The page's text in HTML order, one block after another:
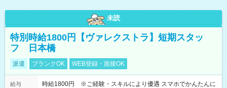
未読
特別時給1800円【ヴァレクストラ】短期スタッ
フ 日本橋
派遣 ブランクOK WEB登録・面接OK
給与
時給1800円 ※ご経験・スキルにより優遇 スマホでかんたんに